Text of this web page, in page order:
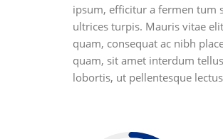
ipsum, efficitur a fermen tum
ultrices turpis. Mauris vitae
quam, consequat ac nibh
quam, sit amet interdum
lobortis, ut pellentesque